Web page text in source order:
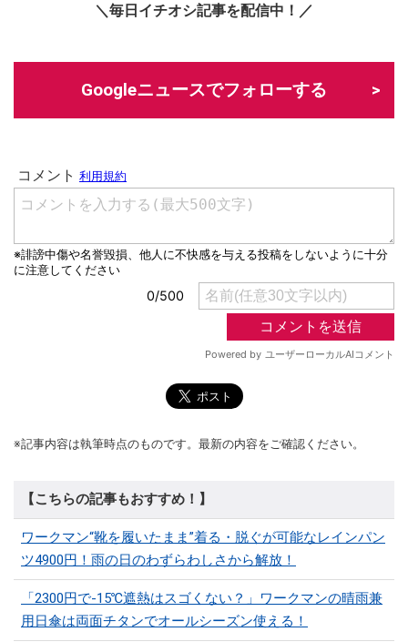
＼毎日イチオシ記事を配信中！／
Googleニュースでフォローする
※記事内容は執筆時点のものです。最新の内容をご確認ください。
【こちらの記事もおすすめ！】
ワークマン“靴を履いたまま”着る・脱ぐが可能なレインパン
ツ4900円！雨の日のわずらわしさから解放！
「2300円で-15℃遮熱はスゴくない？」ワークマンの晴雨兼
用日傘は両面チタンでオールシーズン使える！